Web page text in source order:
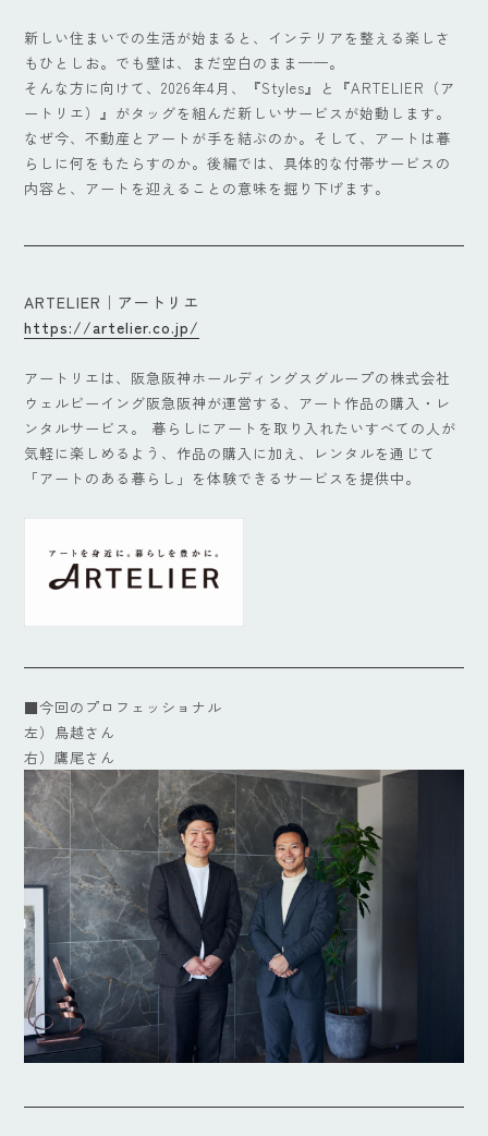
新しい住まいでの生活が始まると、インテリアを整える楽しさ
もひとしお。でも壁は、まだ空白のまま——。
そんな方に向けて、2026年4月、『Styles』と『ARTELIER（ア
ートリエ）』がタッグを組んだ新しいサービスが始動します。
なぜ今、不動産とアートが手を結ぶのか。そして、アートは暮
らしに何をもたらすのか。後編では、具体的な付帯サービスの
内容と、アートを迎えることの意味を掘り下げます。
ARTELIER｜アートリエ
https://artelier.co.jp/
アートリエは、阪急阪神ホールディングスグループの株式会社
ウェルビーイング阪急阪神が運営する、アート作品の購入・レ
ンタルサービス。 暮らしにアートを取り入れたいすべての人が
気軽に楽しめるよう、作品の購入に加え、レンタルを通じて
「アートのある暮らし」を体験できるサービスを提供中。
■今回のプロフェッショナル
左）鳥越さん
右）鷹尾さん